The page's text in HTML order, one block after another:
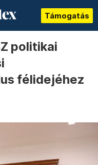
Támogatás
politikai
félidejéhez